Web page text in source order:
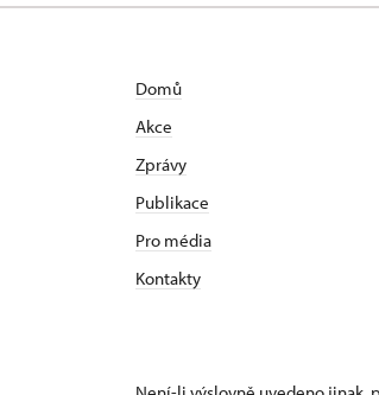
Domů
Akce
Zprávy
Publikace
Pro média
Kontakty